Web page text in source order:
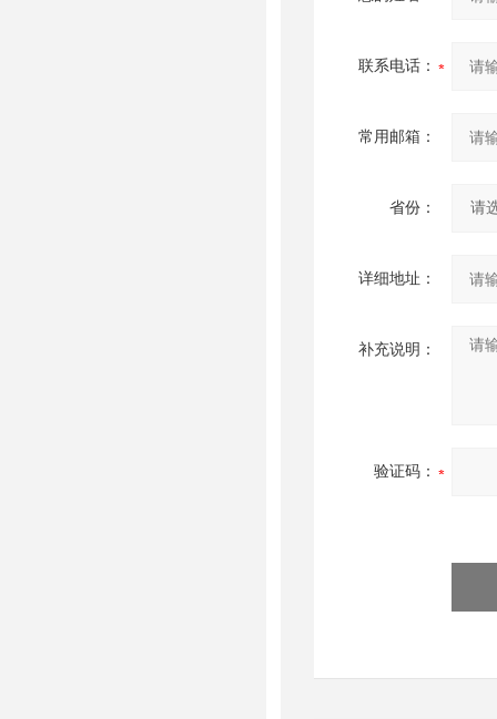
联系电话：
常用邮箱：
省份：
详细地址：
补充说明：
验证码：